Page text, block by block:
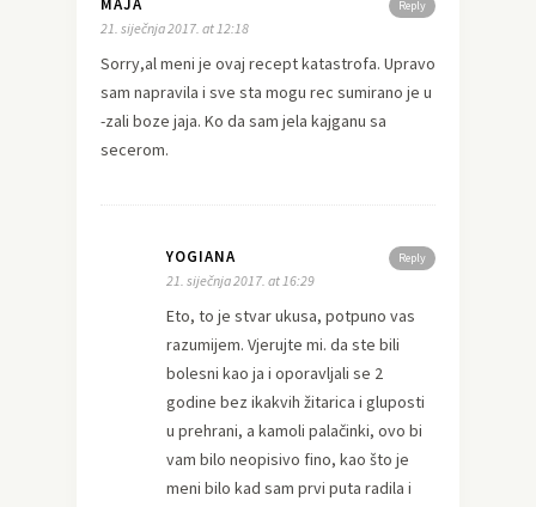
Reply
MAJA
21. siječnja 2017. at 12:18
Sorry,al meni je ovaj recept katastrofa. Upravo
sam napravila i sve sta mogu rec sumirano je u
-zali boze jaja. Ko da sam jela kajganu sa
secerom.
Reply
YOGIANA
21. siječnja 2017. at 16:29
Eto, to je stvar ukusa, potpuno vas
razumijem. Vjerujte mi. da ste bili
bolesni kao ja i oporavljali se 2
godine bez ikakvih žitarica i gluposti
u prehrani, a kamoli palačinki, ovo bi
vam bilo neopisivo fino, kao što je
meni bilo kad sam prvi puta radila i